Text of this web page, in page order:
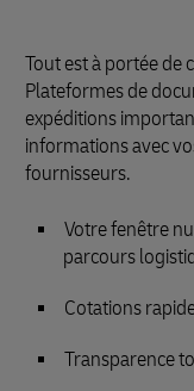
Tout est à portée de
Plateformes de
expéditions
informations avec
fournisseurs.
Votre fenêtre
parcours
Cotations
Transparence